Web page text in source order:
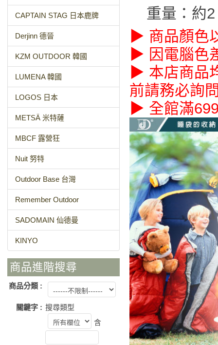
CAPTAIN STAG 日本鹿牌
Derjinn 德晉
KZM OUTDOOR 韓國
LUMENA 韓國
LOGOS 日本
METSÄ 米特薩
MBCF 露營狂
Nuit 努特
Outdoor Base 台灣
Remember Outdoor
SADOMAIN 仙德曼
KINYO
商品進階搜尋
商品分類 :
關鍵字 : 搜尋類型
含
重量：約
▶ 商品顏色
▶ 因電腦色
▶ 本店商品
前請務必詢
▶ 全館滿